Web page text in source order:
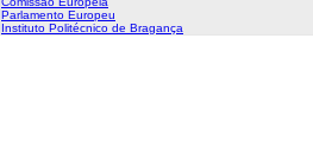
Parlamento Europeu
Instituto Politécnico de Bragança